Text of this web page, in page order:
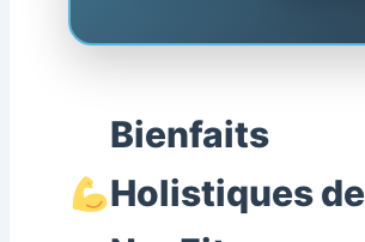
Bienfaits
Holistiques de